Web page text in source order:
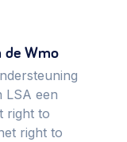
de Wmo
LSA een
right to
right to